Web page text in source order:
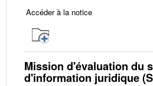
Accéder à la notice
Mission d'évaluation du
d'information juridique